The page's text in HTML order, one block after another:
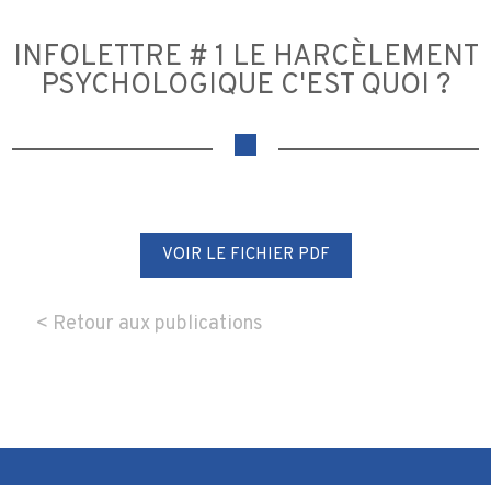
INFOLETTRE # 1 LE HARCÈLEMENT
PSYCHOLOGIQUE C'EST QUOI ?
VOIR LE FICHIER PDF
< Retour aux publications